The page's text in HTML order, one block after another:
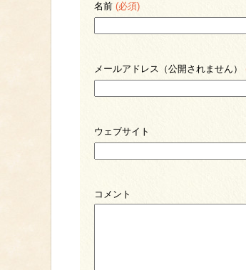
名前 (必須)
メールアドレス（公開されません）
ウェブサイト
コメント